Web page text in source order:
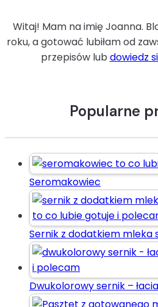
śliwki
święta
wieprzowina
Witaj! Mam na imię Joanna.
roku, a gotować lubiłam od
przepisów lub dowiedz
Popularne
Seromakowiec
Sernik z dodatkiem mleka
Dwukolorowy sernik –